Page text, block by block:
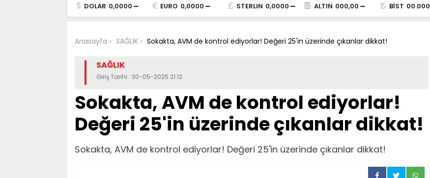
DOLAR 0,0000 EURO 0,0000 STERLIN 0,0000 ALTIN 000,00 BİST 00.000
Anasayfa SAĞLIK Sokakta, AVM de kontrol ediyorlar! Değeri 25'in üzerinde çıkanlar dikkat!
SAĞLIK
Giriş Tarihi : 30-05-2025 21:12
Sokakta, AVM de kontrol ediyorlar!
Değeri 25'in üzerinde çıkanlar dikkat!
Sokakta, AVM de kontrol ediyorlar! Değeri 25'in üzerinde çıkanlar dikkat!